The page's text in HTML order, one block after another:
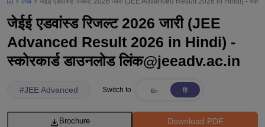
जेईई एडवांस्ड रिजल्ट 2026 जारी (JEE
Advanced Result 2026 in Hindi) -
स्कोरकार्ड डाउनलोड लिंक@jeeadv.ac.in
#JEE Advanced Switch to
Download PDF
Brochure